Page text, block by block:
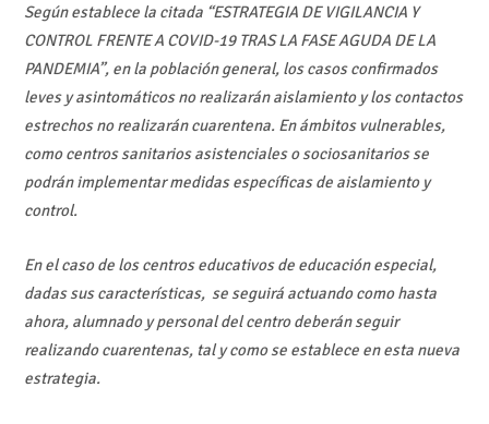
Según establece la citada “ESTRATEGIA DE VIGILANCIA Y
CONTROL FRENTE A COVID-19 TRAS LA FASE AGUDA DE LA
PANDEMIA”, en la población general, los casos confirmados
leves y asintomáticos no realizarán aislamiento y los contactos
estrechos no realizarán cuarentena. En ámbitos vulnerables,
como centros sanitarios asistenciales o sociosanitarios se
podrán implementar medidas específicas de aislamiento y
control.
En el caso de los centros educativos de educación especial,
dadas sus características, se seguirá actuando como hasta
ahora, alumnado y personal del centro deberán seguir
realizando cuarentenas, tal y como se establece en esta nueva
estrategia.